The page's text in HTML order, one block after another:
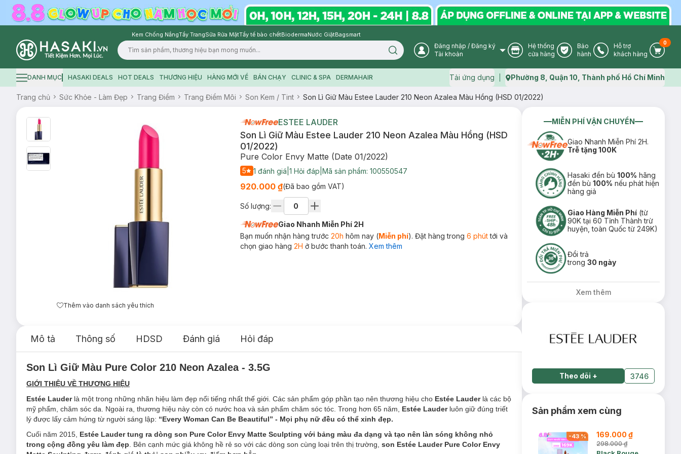
Kem Chống NắngTẩy TrangSữa Rửa MặtTẩy tế bào chếtBiodermaNước GiặtBagsmart
Logo
Search icon User Icon
Đăng nhập / Đăng ký
Tài khoản
Store Icon
Hệ thống
cửa hàng
Warranty Icon
Bảo
hành
Phone Icon
Hỗ trợ
khách hàng
Cart
0
Hamburger icon
DANH MỤC HASAKI DEALS HOT DEALS THƯƠNG HIỆU HÀNG MỚI VỀ BÁN CHẠY CLINIC & SPA DERMAHAIR Tải ứng dụng Map icon
Phường 8, Quận 10, Thành phố Hồ Chí Minh
Trang chủ Sức Khỏe - Làm Đẹp Trang Điểm Trang Điểm Môi Son Kem / Tint Son Lì Giữ Màu Estee Lauder 210 Neon Azalea Màu Hồng (HSD 01/2022)
Thêm vào danh sách yêu thích
ESTEE LAUDER
Son Lì Giữ Màu Estee Lauder 210 Neon Azalea Màu Hồng (HSD
01/2022)
Pure Color Envy Matte (Date 01/2022)
5 1 đánh giá 1 Hỏi đáp Mã sản phẩm: 100550547
920.000 ₫(Đã bao gồm VAT)
Số lượng:
Giao Nhanh Miễn Phí 2H
Bạn muốn nhận hàng trước 20h hôm nay (Miễn phí). Đặt hàng trong 6 phúttới và
chọn giao hàng 2H ở bước thanh toán. Xem thêm
Mô tả Thông số HDSD Đánh giá Hỏi đáp
Son Lì Giữ Màu Pure Color 210 Neon Azalea - 3.5G
GIỚI THIỆU VỀ THƯƠNG HIỆU
Estée Lauderlà một trong những nhãn hiệu làm đẹp nổi tiếng nhất thế giới. Các sản phẩm góp phần tạo nên thương hiệu cho Estée Lauderlà các bộ
mỹ phẩm, chăm sóc da. Ngoài ra, thương hiệu này còn có nước hoa và sản phẩm chăm sóc tóc. Trong hơn 65 năm, Estée Lauderluôn giữ đúng triết
lý được lấy cảm hứng từ người sáng lập: “Every Woman Can Be Beautiful” - Mọi phụ nữ đều có thể xinh đẹp.
Cuối năm 2015, Estée Lauder tung ra dòng son Pure Color Envy Matte Sculpting với bảng màu đa dạng và tạo nên làn sóng không nhỏ
trong cộng đồng yêu làm đẹp . Bên cạnh mức giá không hề rẻ so với các dòng son cùng loại trên thị trường, son Estée Lauder Pure Color Envy
MIỄN PHÍ VẬN CHUYỂN
Giao Nhanh Miễn Phí 2H.
Trễ tặng 100K
Hasaki đền bù100% hãng
đền bù100% nếu phát hiện
hàng giả
Giao Hàng Miễn Phí (từ
90K tại 60 Tỉnh Thành trừ
huyện, toàn Quốc từ 249K)
Đổi trả
trong30 ngày
Xem thêm
Theo dõi + 3746
Sản phẩm xem cùng
-43% 169.000 ₫
298.000 ₫